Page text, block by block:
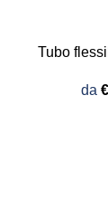
Tubo
da €